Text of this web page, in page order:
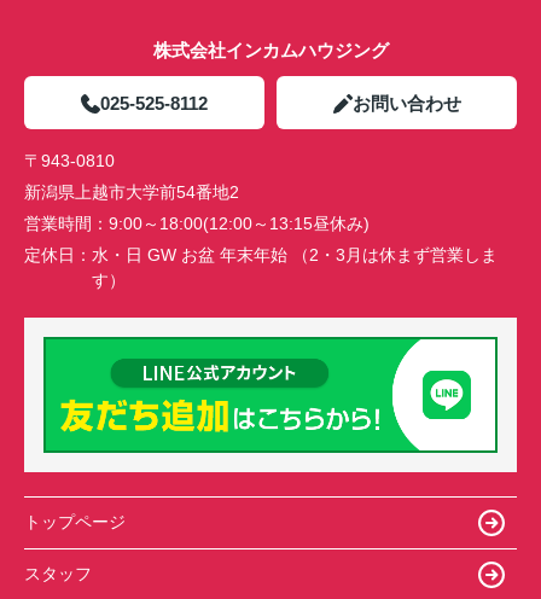
株式会社インカムハウジング
025-525-8112 お問い合わせ
〒943-0810
新潟県上越市大学前54番地2
営業時間： 9:00～18:00(12:00～13:15昼休み)
定休日： 水・日 GW お盆 年末年始 （2・3月は休まず営業しま
す）
トップページ
スタッフ